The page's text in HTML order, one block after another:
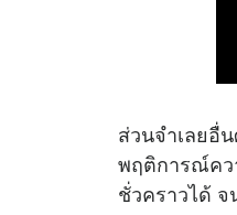
ส่วนจำเลยอื่
พฤติการณ์คว
ชั่วคราวได้